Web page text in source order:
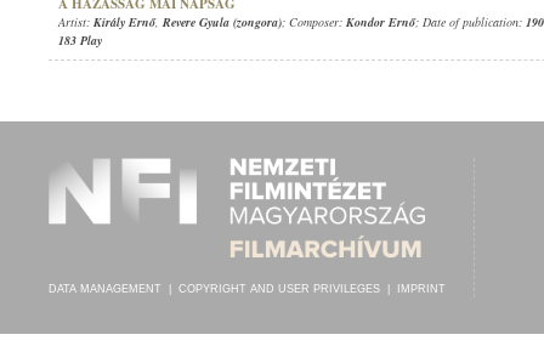
Artist: Király Ernő, Revere Gyula (zongora); Composer: Kondor Ernő; Date of publication:
183 Play
DATA MANAGEMENT COPYRIGHT AND USER PRIVILEGES IMPRINT